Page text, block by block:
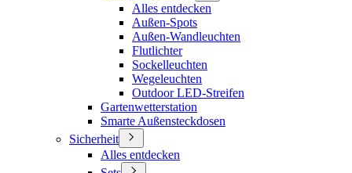
Alles entdecken
Außen-Spots
Außen-Wandleuchten
Flutlichter
Sockelleuchten
Wegeleuchten
Outdoor LED-Streifen
Gartenwetterstation
Smarte Außensteckdosen
Sicherheit
Alles entdecken